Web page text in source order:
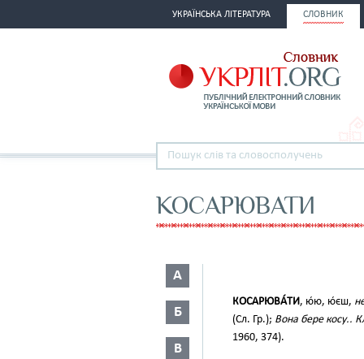
УКРАЇНСЬКА ЛІТЕРАТУРА СЛОВНИК
КОСАРЮВАТИ
А
Б
В
КОСАРЮВА́ТИ, ю́ю, ю́єш,
(Сл. Гр.); Вона бере косу..
1960, 374).